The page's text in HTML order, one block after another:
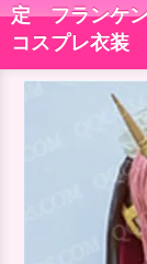
定 フランケ
コスプレ衣装